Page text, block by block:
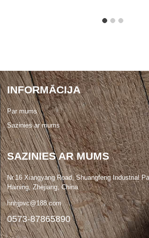
INFORMĀCIJA
Par mums
Sazinies ar mums
SAZINIES AR MUMS
Nr.16 Xiangyang Road, Shuangfeng Industrial
Haining, Zhejiang, China
hnhjpvc@188.com
0573-87865890